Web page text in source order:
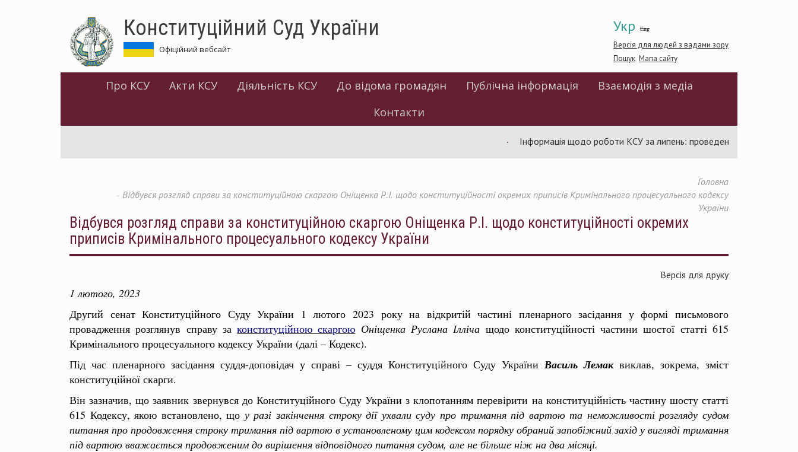
Укр Eng
Версія для людей з вадами зору
Пошук Мапа сайту
Конституційний Суд України
Офіційний вебсайт
Про КСУ Акти КСУ Діяльність КСУ До відома громадян Публічна інформація
Взаємодія з медіа
Контакти
Інформація щодо роботи КСУ за липень: проведено 94 засідання та
Головна
Відбувся розгляд справи за конституційною скаргою Оніщенка Р.І. щодо конституційності окремих приписів Кримінального процесуального кодексу
України
Відбувся розгляд справи за конституційною скаргою Оніщенка Р.І. щодо конституційності окремих
приписів Кримінального процесуального кодексу України
Версія для друку
1 лютого, 2023
Другий сенат Конституційного Суду України 1 лютого 2023 року на відкритій частині пленарного засідання у формі письмового
провадження розглянув справу законституційною скаргою Оніщенка Руслана Ілліча щодо конституційності частини шостої статті 615
Кримінального процесуального кодексу України (далі – Кодекс).
Під час пленарного засідання суддя-доповідач у справі – суддя Конституційного Суду України Василь Лемаквиклав, зокрема, зміст
конституційної скарги.
Він зазначив, що заявник звернувся до Конституційного Суду України з клопотанням перевірити на конституційність частину шосту статті
615 Кодексу, якою встановлено, що у разі закінчення строку дії ухвали суду про тримання під вартою та неможливості розгляду судом
питання про продовження строку тримання під вартою в установленому цим кодексом порядку обраний запобіжний захід у вигляді тримання
під вартою вважається продовженим до вирішення відповідного питання судом, але не більше ніж на два місяці.